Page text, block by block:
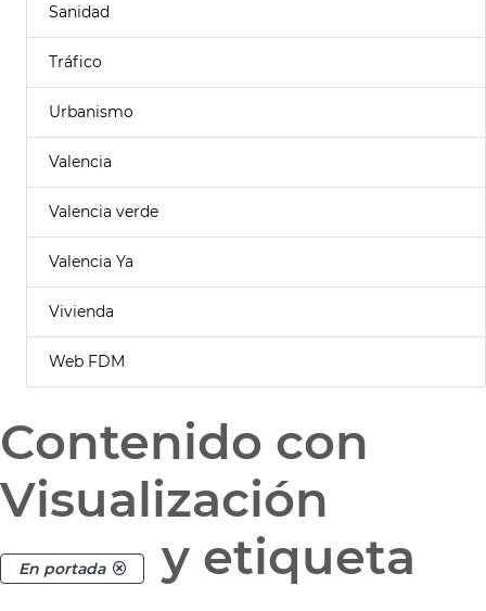
Sanidad
Tráfico
Urbanismo
Valencia
Valencia verde
Valencia Ya
Vivienda
Web FDM
Contenido con
Visualización
En portada
y etiqueta